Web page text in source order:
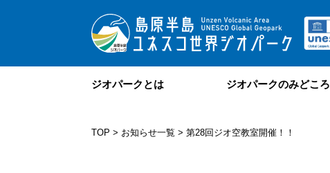
ジオパークとは ジオパークのみどころ
TOP > お知らせ一覧 > 第28回ジオ空教室開催！！